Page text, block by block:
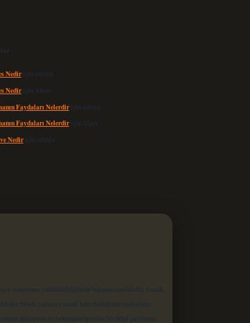
Nediriçin admin
Nediriçin Altan
Faydaları Nelerdiriçin admin
Faydaları Nelerdiriçin Alper
Nediriçin admin
araştırma yükümlülüğümüz bulunmamaktadır. Ancak,